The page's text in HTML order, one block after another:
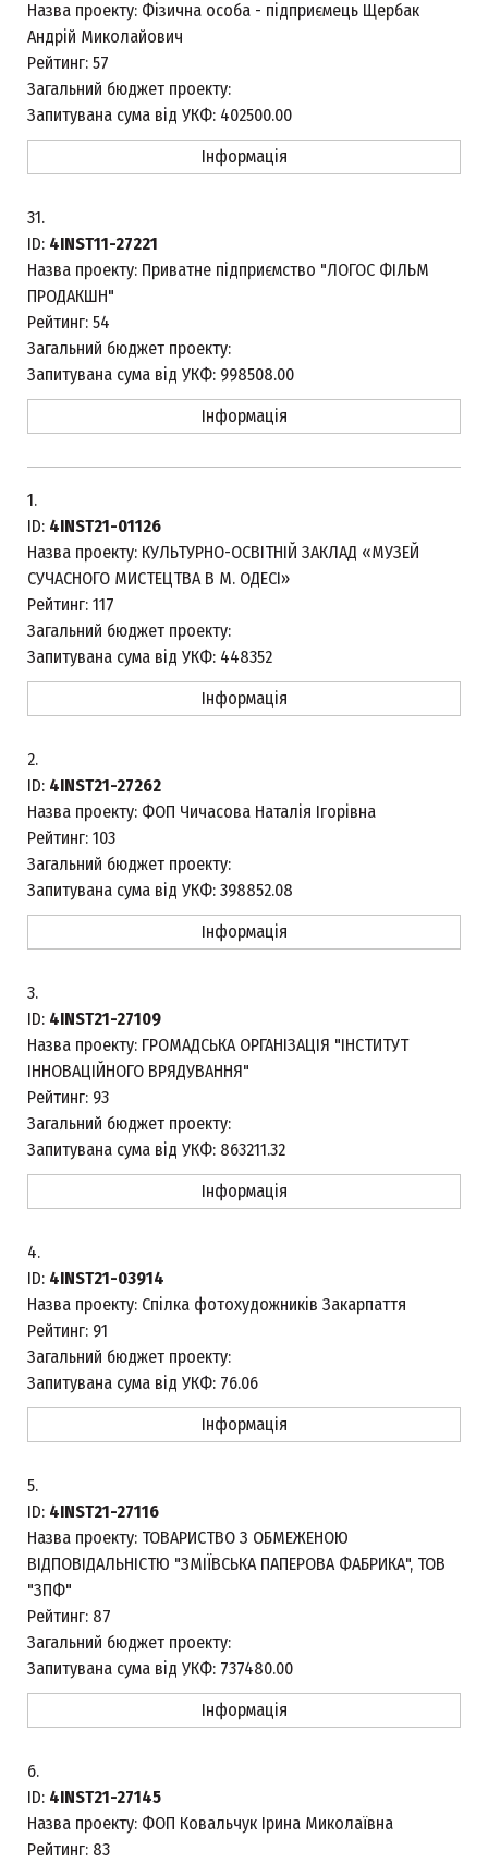
Назва проекту: Фізична особа - підприємець Щербак
Андрій Миколайович
Рейтинг: 57
Загальний бюджет проекту:
Запитувана сума від УКФ: 402500.00
Інформація
31.
ID: 4INST11-27221
Назва проекту: Приватне підприємство "ЛОГОС ФІЛЬМ
ПРОДАКШН"
Рейтинг: 54
Загальний бюджет проекту:
Запитувана сума від УКФ: 998508.00
Інформація
1.
ID: 4INST21-01126
Назва проекту: КУЛЬТУРНО-ОСВІТНІЙ ЗАКЛАД «МУЗЕЙ
СУЧАСНОГО МИСТЕЦТВА В М. ОДЕСІ»
Рейтинг: 117
Загальний бюджет проекту:
Запитувана сума від УКФ: 448352
Інформація
2.
ID: 4INST21-27262
Назва проекту: ФОП Чичасова Наталія Ігорівна
Рейтинг: 103
Загальний бюджет проекту:
Запитувана сума від УКФ: 398852.08
Інформація
3.
ID: 4INST21-27109
Назва проекту: ГРОМАДСЬКА ОРГАНІЗАЦІЯ "ІНСТИТУТ
ІННОВАЦІЙНОГО ВРЯДУВАННЯ"
Рейтинг: 93
Загальний бюджет проекту:
Запитувана сума від УКФ: 863211.32
Інформація
4.
ID: 4INST21-03914
Назва проекту: Спілка фотохудожників Закарпаття
Рейтинг: 91
Загальний бюджет проекту:
Запитувана сума від УКФ: 76.06
Інформація
5.
ID: 4INST21-27116
Назва проекту: ТОВАРИСТВО З ОБМЕЖЕНОЮ
ВІДПОВІДАЛЬНІСТЮ "ЗМІЇВСЬКА ПАПЕРОВА ФАБРИКА", ТОВ
"ЗПФ"
Рейтинг: 87
Загальний бюджет проекту:
Запитувана сума від УКФ: 737480.00
Інформація
6.
ID: 4INST21-27145
Назва проекту: ФОП Ковальчук Ірина Миколаївна
Рейтинг: 83